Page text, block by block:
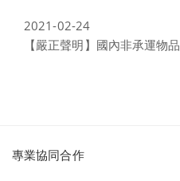
2021-02-24
【嚴正聲明】國內非承運物品
派
專業協同合作